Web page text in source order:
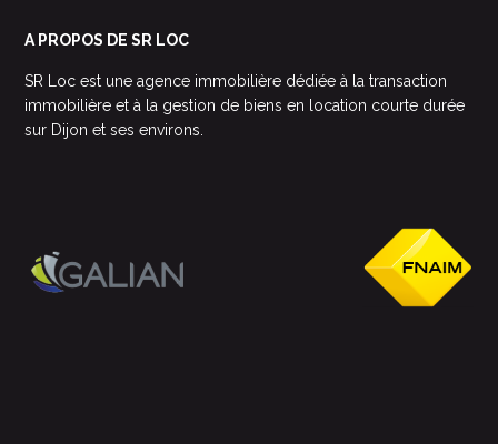
A PROPOS DE SR LOC
SR Loc est une agence immobilière dédiée à la transaction
immobilière et à la gestion de biens en location courte durée
sur Dijon et ses environs.